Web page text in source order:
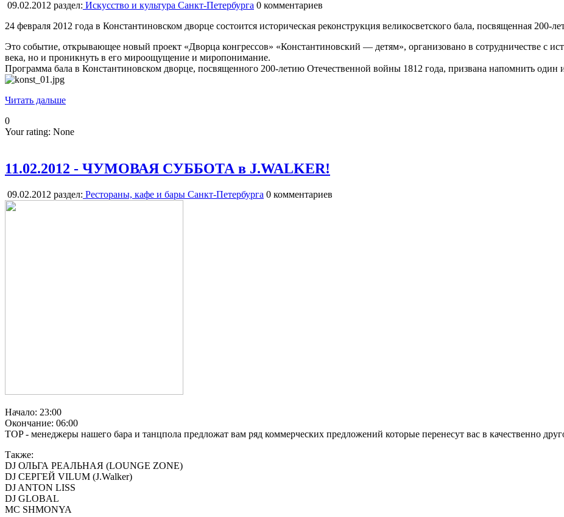
09.02.2012 раздел: Искусство и культура Санкт-Петербурга 0 комментариев
24 февраля 2012 года в Константиновском дворце состоится историческая реконструкция великосветского бала, посвященная
Это событие, открывающее новый проект «Дворца конгрессов» «Константиновский — детям», организовано в сотрудничестве с
века, но и проникнуть в его мироощущение и миропонимание.
Программа бала в Константиновском дворце, посвященного 200-летию Отечественной войны 1812 года, призвана напомнить
Читать дальше
0
Your rating: None
11.02.2012 - ЧУМОВАЯ СУББОТА в J.WALKER!
09.02.2012 раздел: Рестораны, кафе и бары Санкт-Петербурга 0 комментариев
Начало: 23:00
Окончание: 06:00
TOP - менеджеры нашего бара и танцпола предложат вам ряд коммерческих предложений которые перенесут вас в качественно
Также:
DJ ОЛЬГА РЕАЛЬНАЯ (LOUNGE ZONE)
DJ СЕРГЕЙ VILUM (J.Walker)
DJ ANTON LISS
DJ GLOBAL
MC SHMONYA